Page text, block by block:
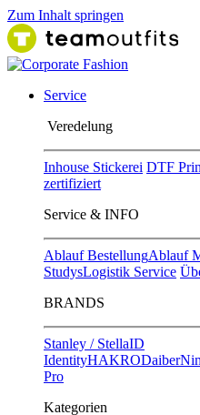
Zum Inhalt springen
Service
Ver​edelung
Inhouse Stickerei DTF
zertifiziert
Service & INFO
Ablauf BestellungAblauf
StudysLogistik Service
BRANDS
Stanley / StellaID
IdentityHAKRODaiber
Pro
Kategorien